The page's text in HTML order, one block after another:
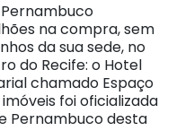
na compra, sem
da sua sede, no
do Recife: o Hotel
chamado Espaço
foi oficializada
Pernambuco desta